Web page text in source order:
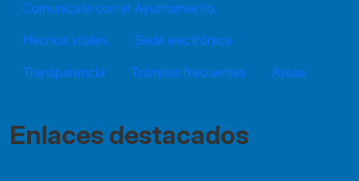
Comunícate con el Ayuntamiento
Hechos vitales
Sede electrónica
Transparencia
Trámites frecuentes Áreas
Enlaces destacados